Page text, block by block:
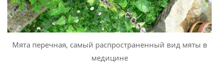
Мята перечная, самый распространенный вид мяты в
медицине